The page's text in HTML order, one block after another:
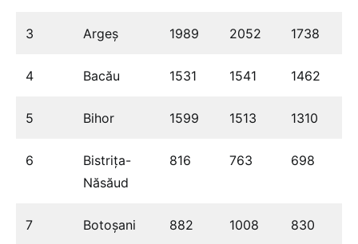
3 Argeș 1989 2052 1738
4 Bacău 1531 1541 1462
5 Bihor 1599 1513 1310
6
Bistrița-
Năsăud
816 763 698
7 Botoșani 882 1008 830